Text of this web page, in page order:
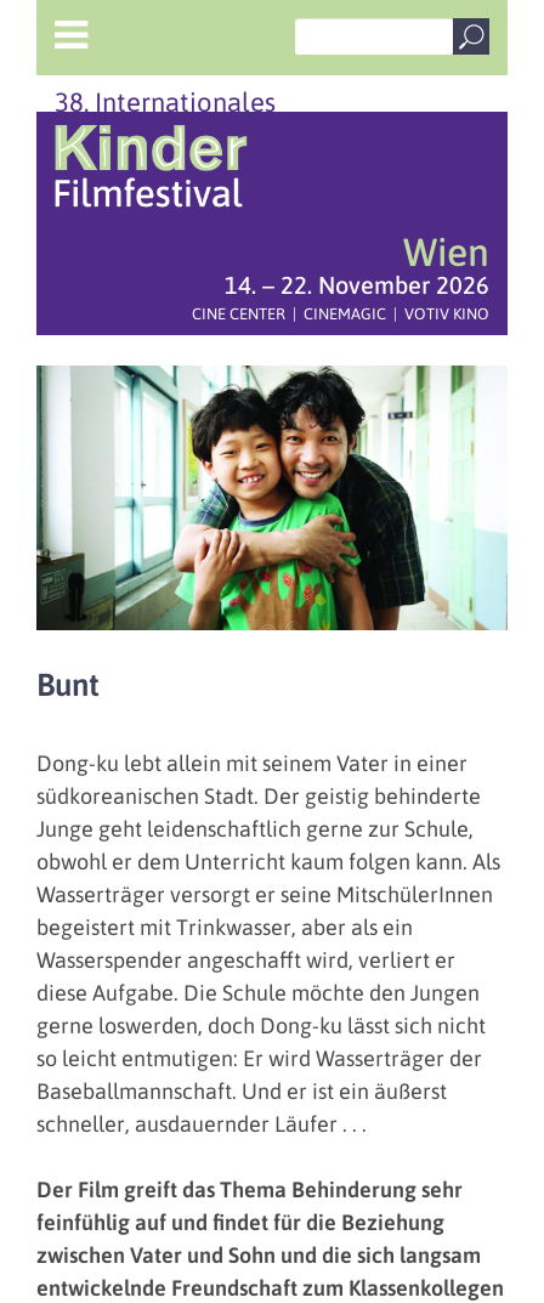
38. Internationales
Wien
14. – 22. November 2026
CINE CENTER | CINEMAGIC | VOTIV KINO
Bunt
Dong-ku lebt allein mit seinem Vater in einer
südkoreanischen Stadt. Der geistig behinderte
Junge geht leidenschaftlich gerne zur Schule,
obwohl er dem Unterricht kaum folgen kann. Als
Wasserträger versorgt er seine MitschülerInnen
begeistert mit Trinkwasser, aber als ein
Wasserspender angeschafft wird, verliert er
diese Aufgabe. Die Schule möchte den Jungen
gerne loswerden, doch Dong-ku lässt sich nicht
so leicht entmutigen: Er wird Wasserträger der
Baseballmannschaft. Und er ist ein äußerst
schneller, ausdauernder Läufer . . .
Der Film greift das Thema Behinderung sehr
feinfühlig auf und findet für die Beziehung
zwischen Vater und Sohn und die sich langsam
entwickelnde Freundschaft zum Klassenkollegen